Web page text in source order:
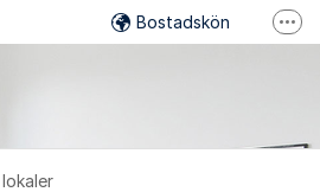
Bostadskön
Wallenstam på Facebook